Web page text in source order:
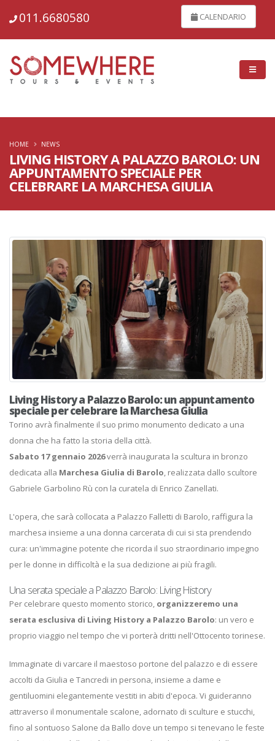
011.6680580 CALENDARIO
LIVING HISTORY A PALAZZO BAROLO: UN
APPUNTAMENTO SPECIALE PER
CELEBRARE LA MARCHESA GIULIA
HOME NEWS
Living History a Palazzo Barolo: un appuntamento
speciale per celebrare la Marchesa Giulia
Torino avrà finalmente il suo primo monumento dedicato a una
donna che ha fatto la storia della città.
Sabato 17 gennaio 2026verrà inaugurata la scultura in bronzo
dedicata alla Marchesa Giulia di Barolo, realizzata dallo scultore
Gabriele Garbolino Rù con la curatela di Enrico Zanellati.
L'opera, che sarà collocata a Palazzo Falletti di Barolo, raffigura la
marchesa insieme a una donna carcerata di cui si sta prendendo
cura: un'immagine potente che ricorda il suo straordinario impegno
per le donne in difficoltà e la sua dedizione ai più fragili.
Una serata speciale a Palazzo Barolo: Living History
Per celebrare questo momento storico, organizzeremo una
serata esclusiva di Living History a Palazzo Barolo: un vero e
proprio viaggio nel tempo che vi porterà dritti nell'Ottocento torinese.
Immaginate di varcare il maestoso portone del palazzo e di essere
accolti da Giulia e Tancredi in persona, insieme a dame e
gentiluomini elegantemente vestiti in abiti d'epoca. Vi guideranno
attraverso il monumentale scalone, adornato di sculture e stucchi,
fino al sontuoso Salone da Ballo dove un tempo si tenevano le feste